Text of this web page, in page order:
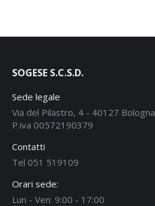
SOGESE S.C.S.D.
Sede legale
Via del Pilastro, 4 - 40127 Bologna
P.iva 00572190379
Contatti
Tel 051 519109
Orari sede:
Lun - Ven: 9:00 - 17:00